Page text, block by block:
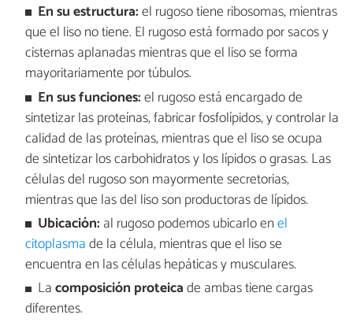
En su estructura:el rugoso tiene ribosomas, mientras
que el liso no tiene. El rugoso está formado por sacos y
cisternas aplanadas mientras que el liso se forma
mayoritariamente por túbulos.
En sus funciones:el rugoso está encargado de
sintetizar las proteínas, fabricar fosfolípidos, y controlar la
calidad de las proteínas, mientras que el liso se ocupa
de sintetizar los carbohidratos y los lípidos o grasas. Las
células del rugoso son mayormente secretorias,
mientras que las del liso son productoras de lípidos.
Ubicación: al rugoso podemos ubicarlo enel
citoplasmade la célula, mientras que el liso se
encuentra en las células hepáticas y musculares.
Lacomposición proteicade ambas tiene cargas
diferentes.